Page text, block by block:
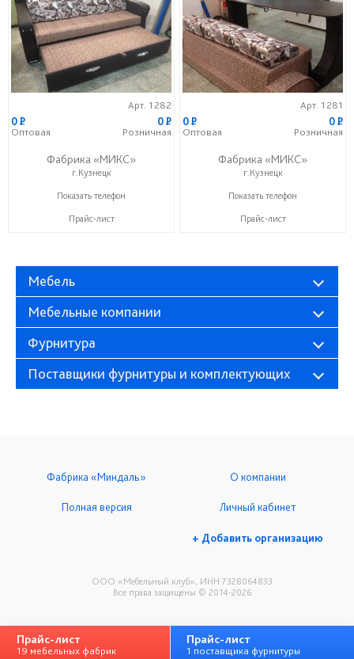
Арт. 1282
0P
Оптовая
0P
Розничная
Фабрика «МИКС»
г.Кузнецк
+7 (937) 423-36-37
Показать телефон
Прайс-лист
Арт. 1281
0P
Оптовая
0P
Розничная
Фабрика «МИКС»
г.Кузнецк
+7 (937) 423-36-37
Показать телефон
Прайс-лист
Мебель
Мебельные компании
Фурнитура
Поставщики фурнитуры и комплектующих
ООО «Мебельный клуб», ИНН 7328064833
Все права защищены © 2014-2026
Фабрика «Миндаль» О компании
Полная версия Личный кабинет
+ Добавить организацию
Прайс-лист
19 мебельных фабрик
Прайс-лист
1 поставщика фурнитуры